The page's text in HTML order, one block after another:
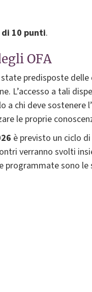
10 punti.
OFA
predisposte delle
L’accesso a tali
a chi deve sostenere
le proprie
è previsto un ciclo
verranno svolti
programmate sono le